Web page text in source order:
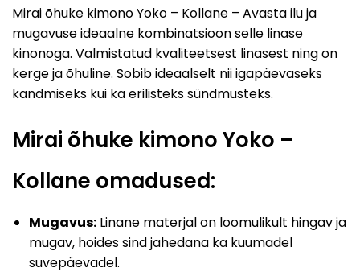
Mirai õhuke kimono Yoko – Kollane – Avasta ilu ja
mugavuse ideaalne kombinatsioon selle linase
kinonoga. Valmistatud kvaliteetsest linasest ning on
kerge ja õhuline. Sobib ideaalselt nii igapäevaseks
kandmiseks kui ka erilisteks sündmusteks.
Mirai õhuke kimono Yoko –
Kollane omadused:
Mugavus:Linane materjal on loomulikult hingav ja
mugav, hoides sind jahedana ka kuumadel
suvepäevadel.